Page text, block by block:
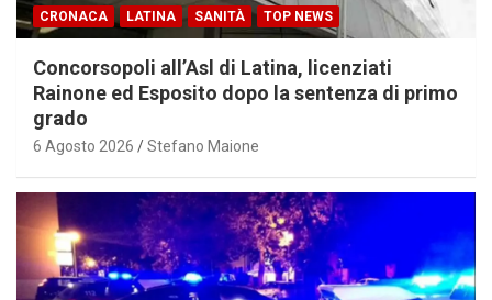
CRONACA LATINA SANITÀ TOP NEWS
Concorsopoli all’Asl di Latina, licenziati
Rainone ed Esposito dopo la sentenza di primo
grado
6 Agosto 2026 Stefano Maione